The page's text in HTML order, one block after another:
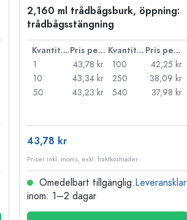
2,160 ml trådbågsburk, öppning:
trådbågsstängning
Kvantitet Pris per styck Kvantitet
Pris per styck
1
43,78 kr
10
43,34 kr
50
43,23 kr
100
42,25 kr
250
38,09 kr
540
37,98 kr
43,78 kr
Priser inkl. moms, exkl. fraktkostnader
Omedelbart tillgänglig.Leveransklar
inom: 1–2 dagar